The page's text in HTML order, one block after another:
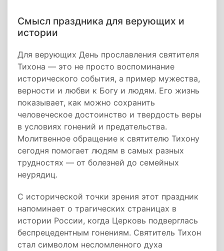
Смысл праздника для верующих и
истории
Для верующих День прославления святителя
Тихона — это не просто воспоминание
исторического события, а пример мужества,
верности и любви к Богу и людям. Его жизнь
показывает, как можно сохранить
человеческое достоинство и твердость веры
в условиях гонений и предательства.
Молитвенное обращение к святителю Тихону
сегодня помогает людям в самых разных
трудностях — от болезней до семейных
неурядиц.
С исторической точки зрения этот праздник
напоминает о трагических страницах в
истории России, когда Церковь подверглась
беспрецедентным гонениям. Святитель Тихон
стал символом несломленного духа